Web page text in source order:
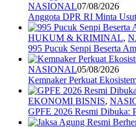
NASIONAL07/08/2026
Anggota DPR RI Minta
HUKUM & KRIMINAL,
995 Pucuk Senpi Beserta
NASIONAL05/08/2026
Kemnaker Perkuat
EKONOMI BISNIS,
GPFE 2026 Resmi Dibuka: